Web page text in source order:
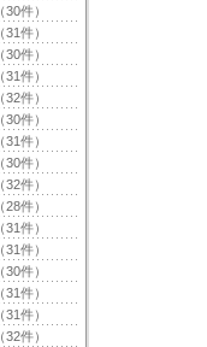
（30件）
（31件）
（30件）
（31件）
（32件）
（30件）
（31件）
（30件）
（32件）
（28件）
（31件）
（31件）
（30件）
（31件）
（31件）
（32件）